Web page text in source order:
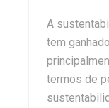
A
tem
termos de